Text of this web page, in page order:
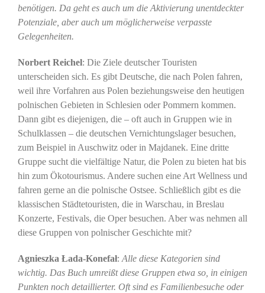
benötigen. Da geht es auch um die Aktivierung unentdeckter
Potenziale, aber auch um möglicherweise verpasste
Gelegenheiten.
Norbert Reichel: Die Ziele deutscher Touristen
unterscheiden sich. Es gibt Deutsche, die nach Polen fahren,
weil ihre Vorfahren aus Polen beziehungsweise den heutigen
polnischen Gebieten in Schlesien oder Pommern kommen.
Dann gibt es diejenigen, die – oft auch in Gruppen wie in
Schulklassen – die deutschen Vernichtungslager besuchen,
zum Beispiel in Auschwitz oder in Majdanek. Eine dritte
Gruppe sucht die vielfältige Natur, die Polen zu bieten hat bis
hin zum Ökotourismus. Andere suchen eine Art Wellness und
fahren gerne an die polnische Ostsee. Schließlich gibt es die
klassischen Städtetouristen, die in Warschau, in Breslau
Konzerte, Festivals, die Oper besuchen. Aber was nehmen all
diese Gruppen von polnischer Geschichte mit?
Agnieszka Łada-Konefał:Alle diese Kategorien sind
wichtig. Das Buch umreißt diese Gruppen etwa so, in einigen
Punkten noch detaillierter. Oft sind es Familienbesuche oder